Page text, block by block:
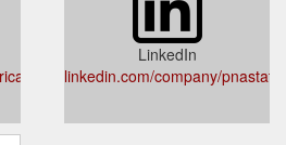
LinkedIn
linkedin.com/company/